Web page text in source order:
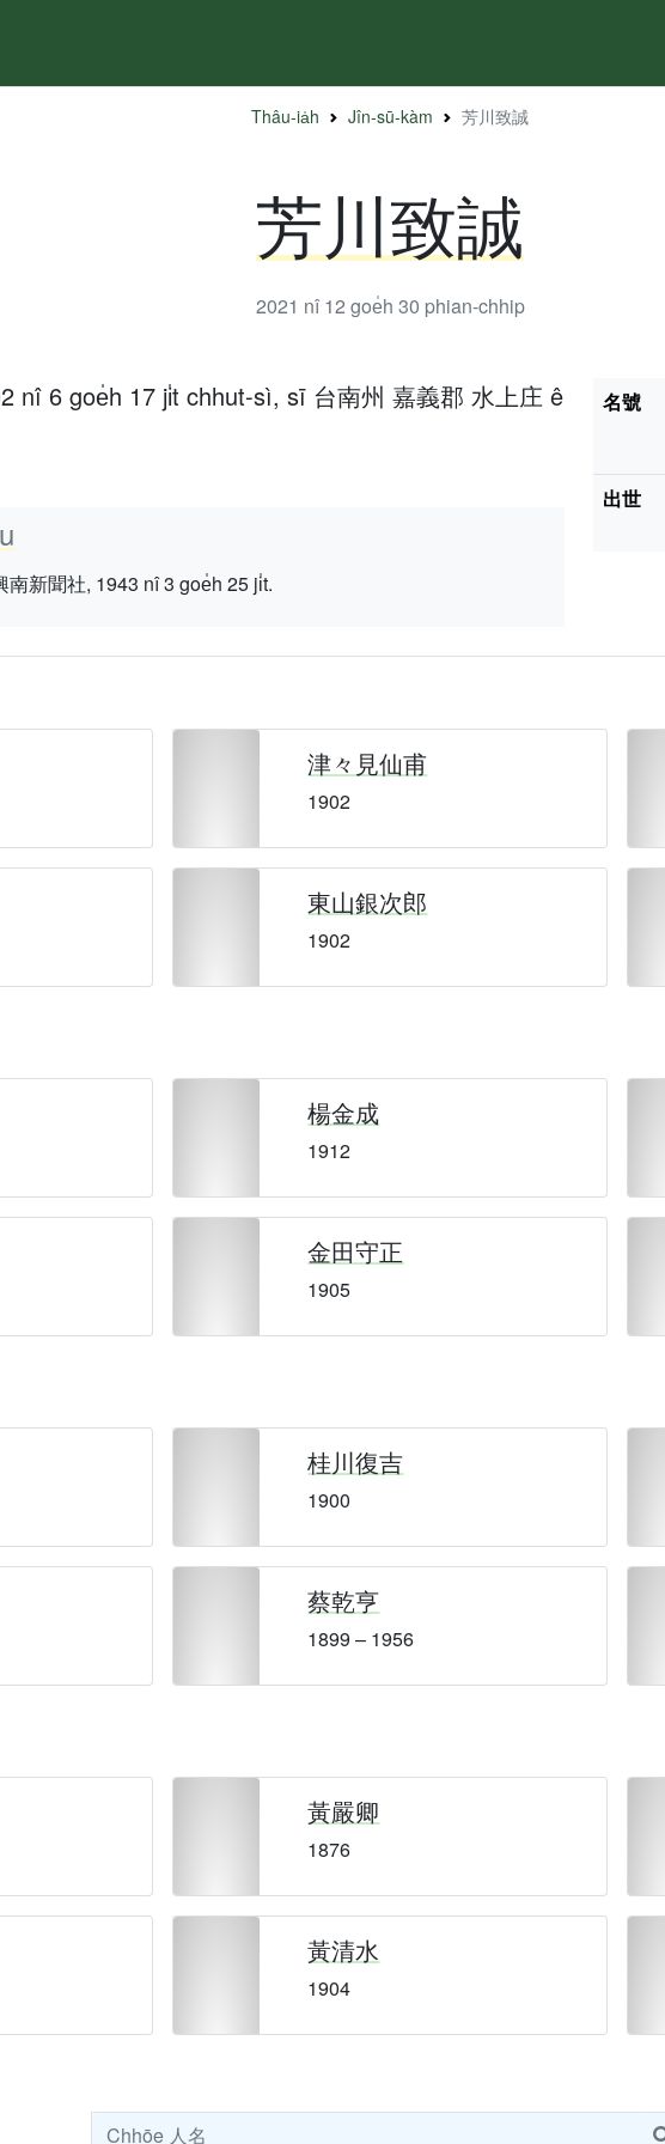
Thâu-ia̍h Jîn-sū-kàm 芳川致誠
芳川致誠
2021 nî 12 goe̍h 30 phian-chhip
nî 6 goe̍h 17 ji̍t chhut-sì, sī 台南州 嘉義郡 水上庄 ê
南新聞社, 1943 nî 3 goe̍h 25 ji̍t.
名號
出世
津々見仙甫
1902
東山銀次郎
1902
楊金成
1912
金田守正
1905
桂川復吉
1900
蔡乾亨
1899 – 1956
黃嚴卿
1876
黃清水
1904